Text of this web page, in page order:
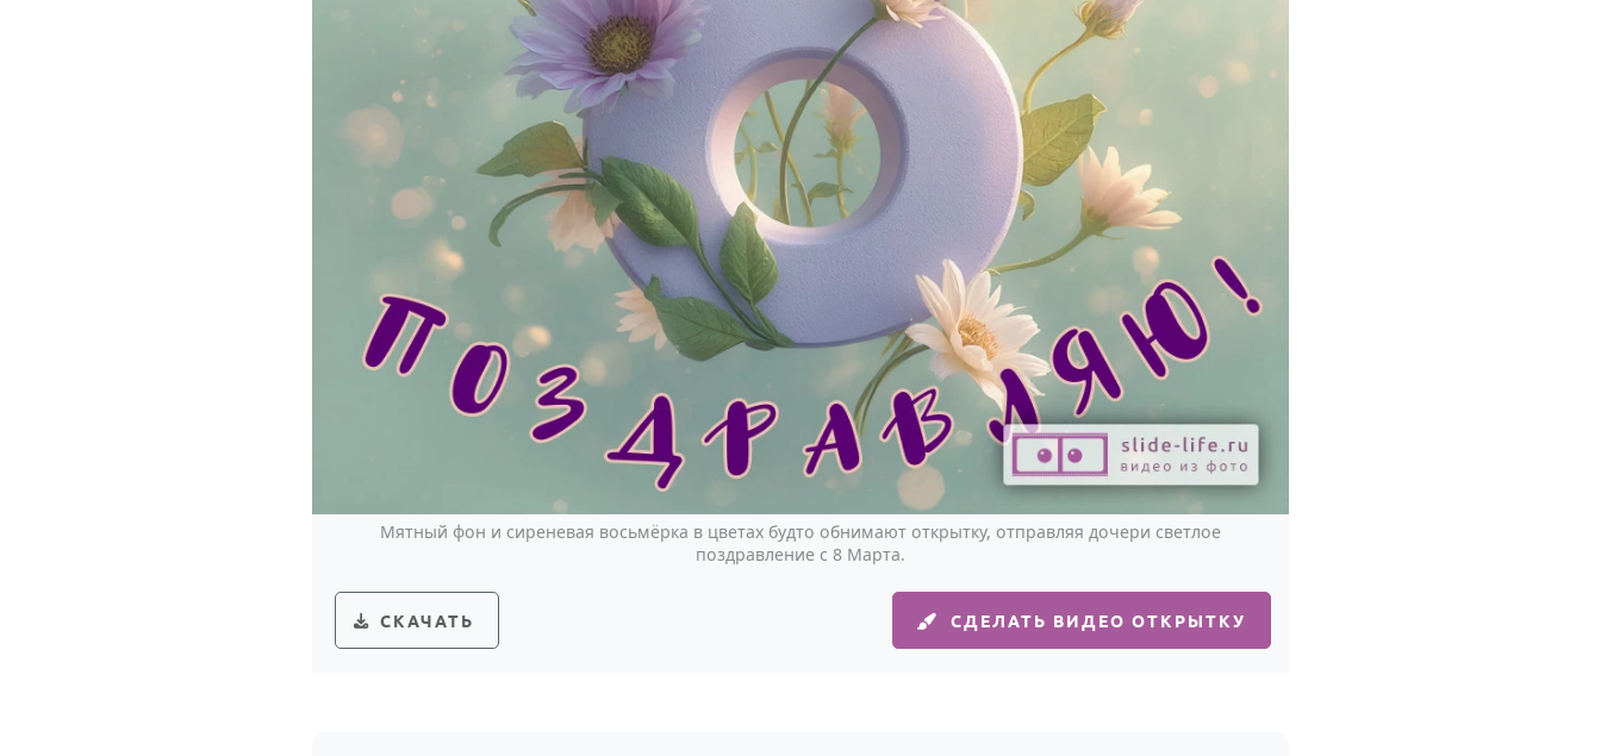
Мятный фон и сиреневая восьмёрка в цветах будто обнимают открытку, отправляя дочери светлое
поздравление с 8 Марта.
СКАЧАТЬ СДЕЛАТЬ ВИДЕО ОТКРЫТКУ